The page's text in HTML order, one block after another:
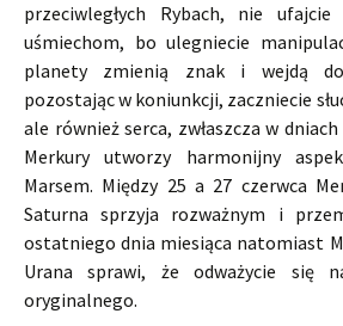
przeciwległych Rybach, nie
uśmiechom, bo ulegniecie
planety zmienią znak i wejdą do
pozostając w koniunkcji, zaczniecie
ale również serca, zwłaszcza w
Merkury utworzy harmonijny
Marsem. Między 25 a 27 czerwca
Saturna sprzyja rozważnym i
ostatniego dnia miesiąca natomiast
Urana sprawi, że odważycie się
oryginalnego.